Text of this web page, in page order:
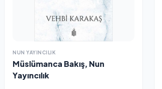
NUN YAYINCILIK
Müslümanca Bakış, Nun
Yayıncılık